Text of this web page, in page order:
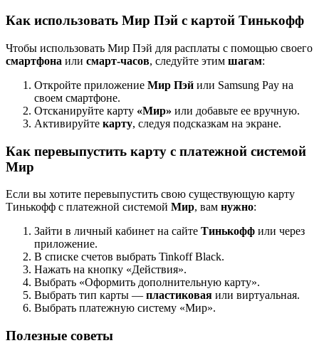
Как использовать Мир Пэй с картой Тинькофф
Чтобы использовать Мир Пэй для расплаты с помощью своего
смартфона или смарт-часов, следуйте этим шагам:
Откройте приложение Мир Пэй или Samsung Pay на
своем смартфоне.
Отсканируйте карту «Мир» или добавьте ее вручную.
Активируйте карту, следуя подсказкам на экране.
Как перевыпустить карту с платежной системой
Мир
Если вы хотите перевыпустить свою существующую карту
Тинькофф с платежной системой Мир, вам нужно:
Зайти в личный кабинет на сайте Тинькофф или через
приложение.
В списке счетов выбрать Tinkoff Black.
Нажать на кнопку «Действия».
Выбрать «Оформить дополнительную карту».
Выбрать тип карты — пластиковая или виртуальная.
Выбрать платежную систему «Мир».
Полезные советы